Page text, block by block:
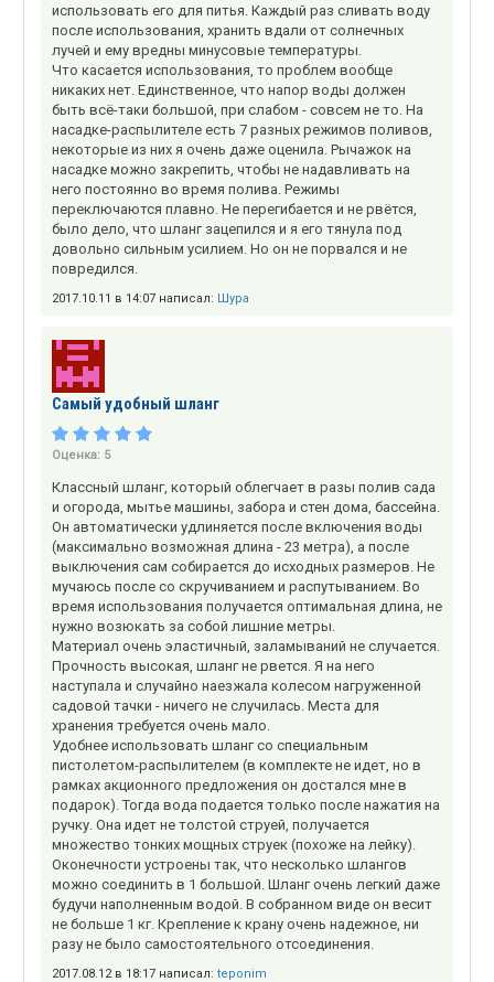
использовать его для питья. Каждый раз сливать воду
после использования, хранить вдали от солнечных
лучей и ему вредны минусовые температуры.
Что касается использования, то проблем вообще
никаких нет. Единственное, что напор воды должен
быть всё-таки большой, при слабом - совсем не то. На
насадке-распылителе есть 7 разных режимов поливов,
некоторые из них я очень даже оценила. Рычажок на
насадке можно закрепить, чтобы не надавливать на
него постоянно во время полива. Режимы
переключаются плавно. Не перегибается и не рвётся,
было дело, что шланг зацепился и я его тянула под
довольно сильным усилием. Но он не порвался и не
повредился.
2017.10.11 в 14:07 написал: Шура
Самый удобный шланг
Оценка: 5
Классный шланг, который облегчает в разы полив сада
и огорода, мытье машины, забора и стен дома, бассейна.
Он автоматически удлиняется после включения воды
(максимально возможная длина - 23 метра), а после
выключения сам собирается до исходных размеров. Не
мучаюсь после со скручиванием и распутыванием. Во
время использования получается оптимальная длина, не
нужно возюкать за собой лишние метры.
Материал очень эластичный, заламываний не случается.
Прочность высокая, шланг не рвется. Я на него
наступала и случайно наезжала колесом нагруженной
садовой тачки - ничего не случилась. Места для
хранения требуется очень мало.
Удобнее использовать шланг со специальным
пистолетом-распылителем (в комплекте не идет, но в
рамках акционного предложения он достался мне в
подарок). Тогда вода подается только после нажатия на
ручку. Она идет не толстой струей, получается
множество тонких мощных струек (похоже на лейку).
Оконечности устроены так, что несколько шлангов
можно соединить в 1 большой. Шланг очень легкий даже
будучи наполненным водой. В собранном виде он весит
не больше 1 кг. Крепление к крану очень надежное, ни
разу не было самостоятельного отсоединения.
2017.08.12 в 18:17 написал: teponim